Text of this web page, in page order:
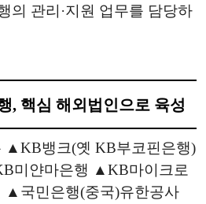
의 관리·지원 업무를 담당하
, 핵심 해외법인으로 육성
▲KB뱅크(옛 KB부코핀은행)
미얀마은행 ▲KB마이크로
▲국민은행(중국)유한공사